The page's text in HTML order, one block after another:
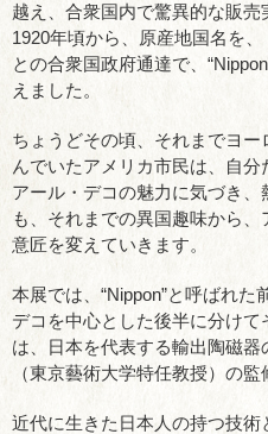
越え、合衆国内で驚異的な販売
1920年頃から、原産地国名を、
との合衆国政府通達で、
えました。
ちょうどその頃、それまでヨ
んでいたアメリカ市民は、自分
アール・デコの魅力に気づき
も、それまでの異国趣味から
意匠を変えていきます。
本展では、“Nippon”と呼ばれた
デコを中心とした後半に分け
は、日本を代表する輸出陶磁
（東京藝術大学特任教授）の監
近代に生きた日本人の持つ技術